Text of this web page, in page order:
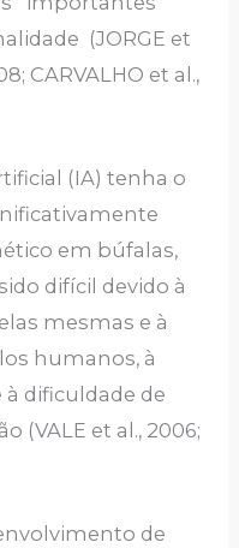
(JORGE et
CARVALHO et al.,
(IA) tenha o
em búfalas,
difícil devido à
mesmas e à
humanos, à
à dificuldade de
(VALE et al., 2006;
de